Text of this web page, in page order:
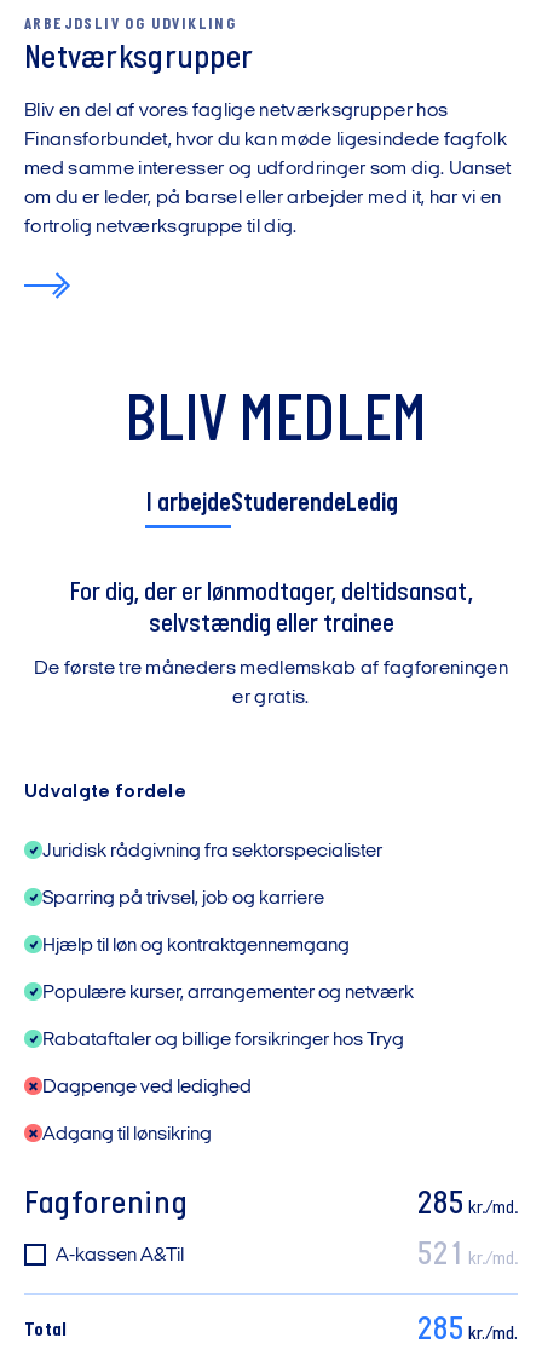
ARBEJDSLIV OG UDVIKLING
Netværksgrupper
Bliv en del af vores faglige netværksgrupper hos
Finansforbundet, hvor du kan møde ligesindede fagfolk
med samme interesser og udfordringer som dig. Uanset
om du er leder, på barsel eller arbejder med it, har vi en
fortrolig netværksgruppe til dig.
BLIV MEDLEM
I arbejdeStuderendeLedig
For dig, der er lønmodtager, deltidsansat,
selvstændig eller trainee
De første tre måneders medlemskab af fagforeningen
er gratis.
Udvalgte fordele
Juridisk rådgivning fra sektorspecialister
Sparring på trivsel, job og karriere
Hjælp til løn og kontraktgennemgang
Populære kurser, arrangementer og netværk
Rabataftaler og billige forsikringer hos Tryg
Dagpenge ved ledighed
Adgang til lønsikring
Fagforening 285 kr./md.
A-kassen A&Til 521 kr./md.
Total 285 kr./md.